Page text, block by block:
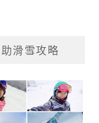
滑雪攻略